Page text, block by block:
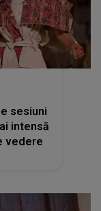
sesiuni
intensă
vedere